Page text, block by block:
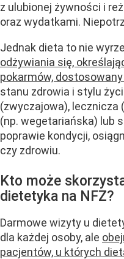
z ulubionej żywności i
oraz wydatkami.
Jednak dieta to nie
odżywiania się,
pokarmów,
stanu zdrowia i stylu
(zwyczajowa), lecznicza
(np. wegetariańska) lub
poprawie kondycji,
czy zdrowiu.
Kto może
dietetyka na NFZ?
Darmowe wizyty u
dla każdej osoby, ale
pacjentów, u których